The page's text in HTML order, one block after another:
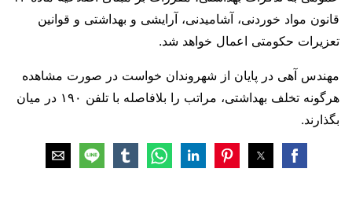
قانون مواد خوردنی، آشامیدنی، آرایشی و بهداشتی و قوانین
تعزیرات حکومتی اعمال خواهد شد.
مهندس آهی در پایان از شهروندان خواست در صورت مشاهده
هرگونه تخلف بهداشتی، مراتب را بلافاصله با تلفن ۱۹۰ در میان
بگذارند.